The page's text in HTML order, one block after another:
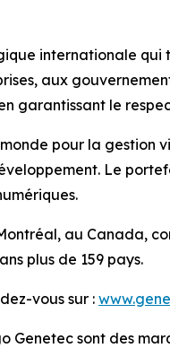
internationale
aux
garantissant le
pour la gestion
Le
au Canada,
plus de 159 pays.
vous sur :
Genetec sont des